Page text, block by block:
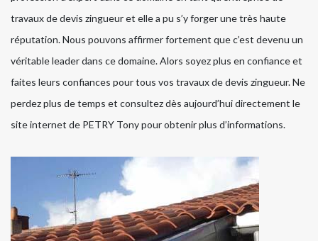
travaux de devis zingueur et elle a pu s’y forger une très haute
réputation. Nous pouvons affirmer fortement que c’est devenu un
véritable leader dans ce domaine. Alors soyez plus en confiance et
faites leurs confiances pour tous vos travaux de devis zingueur. Ne
perdez plus de temps et consultez dès aujourd’hui directement le
site internet de PETRY Tony pour obtenir plus d’informations.